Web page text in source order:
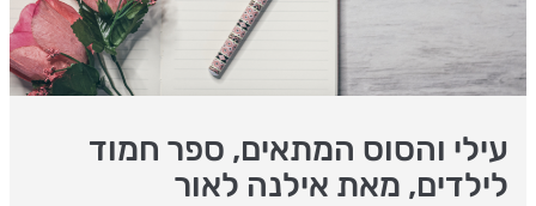
עילי והסוס המתאים, ספר חמוד
לילדים, מאת אילנה לאור